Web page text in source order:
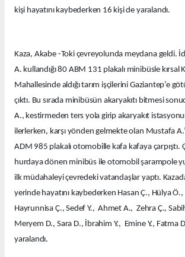
kişi hayatını kaybederken 16 kişi de yaralandı.
Kaza, Akabe -Toki çevreyolunda meydana geldi.
A. kullandığı 80 ABM 131 plakalı minibüsle kırsal
Mahallesinde aldığı tarım işçilerini Gaziantep’e
çıktı. Bu sırada minibüsün akaryakıtı bitmesi
A., kestirmeden ters yola girip akaryakıt
ilerlerken, karşı yönden gelmekte olan Mustafa
ADM 985 plakalı otomobille kafa kafaya çarpıştı.
hurdaya dönen minibüs ile otomobil şarampole
ilk müdahaleyi çevredeki vatandaşlar yaptı.
yerinde hayatını kaybederken Hasan Ç., Hülya Ö.,
Hayrunnisa Ç., Sedef Y., Ahmet A., Zehra Ç.,
Meryem D., Sara D., İbrahim Y., Emine Y., Fatma
yaralandı.